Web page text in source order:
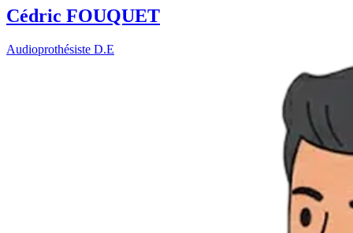
Cédric FOUQUET
Audioprothésiste D.E